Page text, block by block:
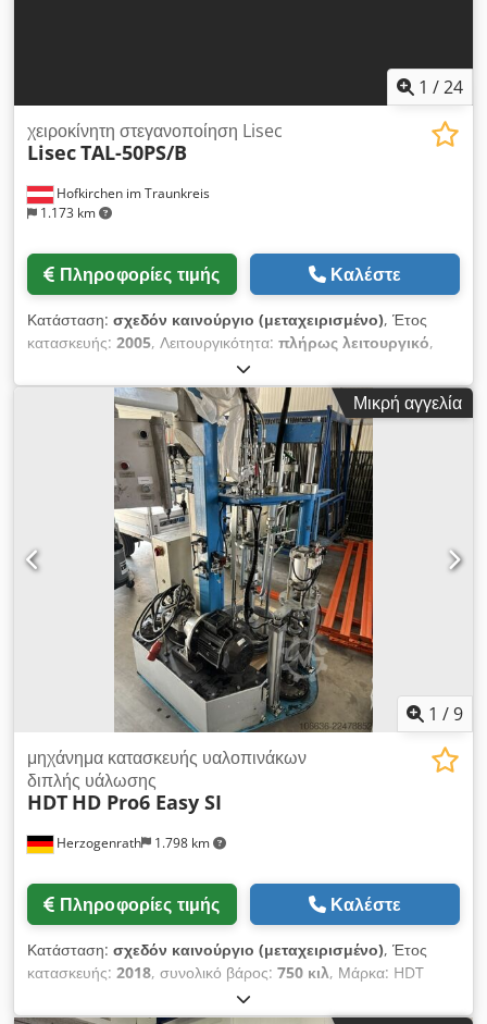
1 /24
Hofkirchen im Traunkreis
1.173 km
χειροκίνητη στεγανοποίηση Lisec
LisecTAL-50PS/B
Πληροφορίες τιμής Καλέστε
Κατάσταση: σχεδόν καινούργιο (μεταχειρισμένο), Έτος
κατασκευής: 2005, Λειτουργικότητα: πλήρως λειτουργικό,
, είδος εισερχόμενου ρεύματος:
τριφασικός, Lisec χειροκίνητη μονάδα στεγανοποίησης TAL-
50PS/B Lisec 2-συστατικών χειροκίνητη μονάδα
στεγανοποίησης TAL-50PS/B για πολυσουλφίδιο. Το μηχάνημα
ανακαινίστηκε πλήρως το 2025 και βρίσκεται σε άριστη
κατάσταση (σχεδόν σαν καινούριο). Dcodjziwvrepfx Agtsk
Τροφοδοσία: 3N/PE 400V 50Hz Ισχύς: 5,4kW Το μηχάνημα
μπορεί να επιθεωρηθεί κατόπιν συνεννόησης στην αποθήκη
ανακαίνισης μας στο Oroshaza/Ουγγαρία.
Μικρή αγγελία
1 /9
Herzogenrath 1.798 km
μηχάνημα κατασκευής υαλοπινάκων
διπλής υάλωσης
HDT HD Pro6 Easy SI
Πληροφορίες τιμής Καλέστε
Κατάσταση: σχεδόν καινούργιο (μεταχειρισμένο), Έτος
κατασκευής: 2018, συνολικό βάρος: 750 κιλ, Μάρκα: HDT
Τύπος: HD Pro6 Easy SI Έτος: 2003 / 2018 Ρεύμα: 16 A
Βάρος: 750 KG Dcedpfx Agozraafetsk Το HD Pro-6 Easy